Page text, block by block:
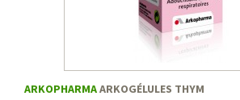
ARKOPHARMAARKOGÉLULES THYM